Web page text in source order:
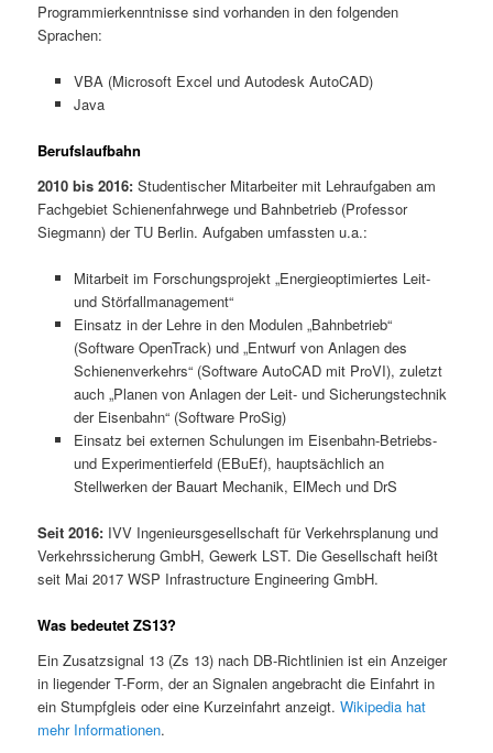
Programmierkenntnisse sind vorhanden in den folgenden
Sprachen:
VBA (Microsoft Excel und Autodesk AutoCAD)
Java
Berufslaufbahn
2010 bis 2016: Studentischer Mitarbeiter mit Lehraufgaben am
Fachgebiet Schienenfahrwege und Bahnbetrieb (Professor
Siegmann) der TU Berlin. Aufgaben umfassten u.a.:
Mitarbeit im Forschungsprojekt „Energieoptimiertes Leit-
und Störfallmanagement“
Einsatz in der Lehre in den Modulen „Bahnbetrieb“
(Software OpenTrack) und „Entwurf von Anlagen des
Schienenverkehrs“ (Software AutoCAD mit ProVI), zuletzt
auch „Planen von Anlagen der Leit- und Sicherungstechnik
der Eisenbahn“ (Software ProSig)
Einsatz bei externen Schulungen im Eisenbahn-Betriebs-
und Experimentierfeld (EBuEf), hauptsächlich an
Stellwerken der Bauart Mechanik, ElMech und DrS
Seit 2016: IVV Ingenieursgesellschaft für Verkehrsplanung und
Verkehrssicherung GmbH, Gewerk LST. Die Gesellschaft heißt
seit Mai 2017 WSP Infrastructure Engineering GmbH.
Was bedeutet ZS13?
Ein Zusatzsignal 13 (Zs 13) nach DB-Richtlinien ist ein Anzeiger
in liegender T-Form, der an Signalen angebracht die Einfahrt in
ein Stumpfgleis oder eine Kurzeinfahrt anzeigt.Wikipedia hat
mehr Informationen.